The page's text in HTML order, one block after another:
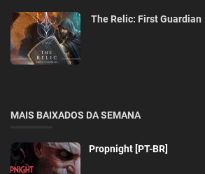
The Relic: First Guardian
MAIS BAIXADOS DA SEMANA
Propnight [PT-BR]